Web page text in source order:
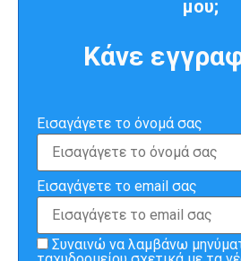
μου;
Κάνε
Εισαγάγετε το όνομά σας
Εισαγάγετε το email σας
Συναινώ να λαμβάνω